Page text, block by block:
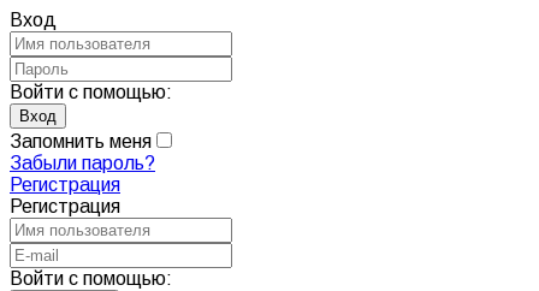
Вход
Войти с помощью:
Запомнить меня
Забыли пароль?
Регистрация
Регистрация
Войти с помощью: